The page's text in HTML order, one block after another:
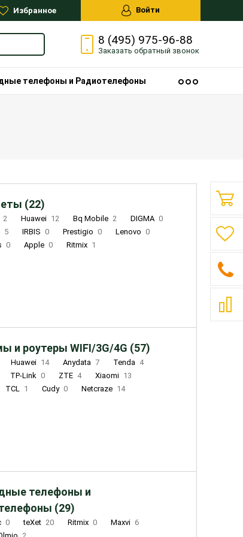
Избранное Войти
8 (495) 975-96-88
Заказать обратный звонок
телефоны и Радиотелефоны
(22)
2 Huawei 12 Bq Mobile 2 DIGMA 0
5 IRBIS 0 Prestigio 0 Lenovo 0
0 Apple 0 Ritmix 1
и роутеры WIFI/3G/4G (57)
Huawei 14 Anydata 7 Tenda 4
TP-Link 0 ZTE 4 Xiaomi 13
TCL 1 Cudy 0 Netcraze 14
телефоны и
(29)
0 teXet 20 Ritmix 0 Maxvi 6